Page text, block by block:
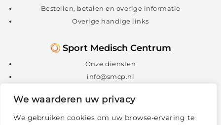
We waarderen uw privacy
We gebruiken cookies om uw browse-ervaring te
Bestellen, betalen en overige informatie
Overige handige links
Sport Medisch Centrum
Onze diensten
info@smcp.nl